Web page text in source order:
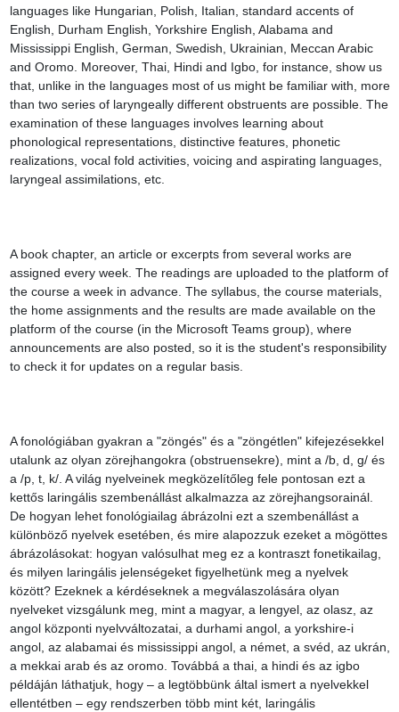
languages like Hungarian, Polish, Italian, standard accents of
English, Durham English, Yorkshire English, Alabama and
Mississippi English, German, Swedish, Ukrainian, Meccan Arabic
and Oromo. Moreover, Thai, Hindi and Igbo, for instance, show us
that, unlike in the languages most of us might be familiar with, more
than two series of laryngeally different obstruents are possible. The
examination of these languages involves learning about
phonological representations, distinctive features, phonetic
realizations, vocal fold activities, voicing and aspirating languages,
laryngeal assimilations, etc.
A book chapter, an article or excerpts from several works are
assigned every week. The readings are uploaded to the platform of
the course a week in advance. The syllabus, the course materials,
the home assignments and the results are made available on the
platform of the course (in the Microsoft Teams group), where
announcements are also posted, so it is the student's responsibility
to check it for updates on a regular basis.
A fonológiában gyakran a "zöngés" és a "zöngétlen" kifejezésekkel
utalunk az olyan zörejhangokra (obstruensekre), mint a /b, d, g/ és
a /p, t, k/. A világ nyelveinek megközelítőleg fele pontosan ezt a
kettős laringális szembenállást alkalmazza az zörejhangsorainál.
De hogyan lehet fonológiailag ábrázolni ezt a szembenállást a
különböző nyelvek esetében, és mire alapozzuk ezeket a mögöttes
ábrázolásokat: hogyan valósulhat meg ez a kontraszt fonetikailag,
és milyen laringális jelenségeket figyelhetünk meg a nyelvek
között? Ezeknek a kérdéseknek a megválaszolására olyan
nyelveket vizsgálunk meg, mint a magyar, a lengyel, az olasz, az
angol központi nyelvváltozatai, a durhami angol, a yorkshire-i
angol, az alabamai és mississippi angol, a német, a svéd, az ukrán,
a mekkai arab és az oromo. Továbbá a thai, a hindi és az igbo
példáján láthatjuk, hogy – a legtöbbünk által ismert a nyelvekkel
ellentétben – egy rendszerben több mint két, laringális